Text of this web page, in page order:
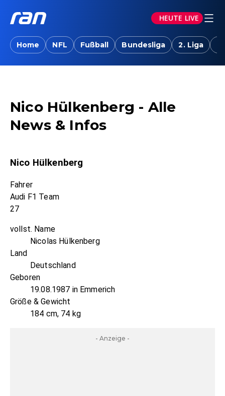
HEUTE LIVE
Home NFL Fußball Bundesliga 2. Liga
Nico Hülkenberg - Alle
News & Infos
Nico Hülkenberg
Fahrer
Audi F1 Team
27
vollst. Name
Nicolas Hülkenberg
Land
Deutschland
Geboren
19.08.1987 in Emmerich
Größe & Gewicht
184 cm, 74 kg
- Anzeige -